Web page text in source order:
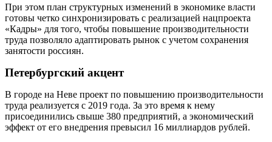
При этом план структурных изменений в экономике власти
готовы четко синхронизировать с реализацией нацпроекта
«Кад­ры» для того, чтобы повышение производительности
труда позволяло адаптировать рынок с учетом сохранения
занятости россиян.
Петербургский акцент
В городе на Неве проект по повышению производительности
труда реализуется с 2019 года. За это время к нему
присоединились свыше 380 предприятий, а экономический
эффект от его внедрения превысил 16 миллиардов рублей.